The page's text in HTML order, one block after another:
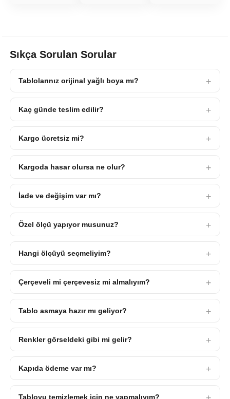
Sıkça Sorulan Sorular
Tablolarınız orijinal yağlı boya mı?
Kaç günde teslim edilir?
Kargo ücretsiz mi?
Kargoda hasar olursa ne olur?
İade ve değişim var mı?
Özel ölçü yapıyor musunuz?
Hangi ölçüyü seçmeliyim?
Çerçeveli mi çerçevesiz mi almalıyım?
Tablo asmaya hazır mı geliyor?
Renkler görseldeki gibi mi gelir?
Kapıda ödeme var mı?
Tabloyu temizlemek için ne yapmalıyım?